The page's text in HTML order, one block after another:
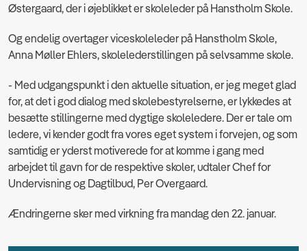
Østergaard, der i øjeblikket er skoleleder på Hanstholm Skole.
Og endelig overtager viceskoleleder på Hanstholm Skole,
Anna Møller Ehlers, skolelederstillingen på selvsamme skole.
- Med udgangspunkt i den aktuelle situation, er jeg meget glad
for, at det i god dialog med skolebestyrelserne, er lykkedes at
besætte stillingerne med dygtige skoleledere. Der er tale om
ledere, vi kender godt fra vores eget system i forvejen, og som
samtidig er yderst motiverede for at komme i gang med
arbejdet til gavn for de respektive skoler, udtaler Chef for
Undervisning og Dagtilbud, Per Overgaard.
Ændringerne sker med virkning fra mandag den 22. januar.